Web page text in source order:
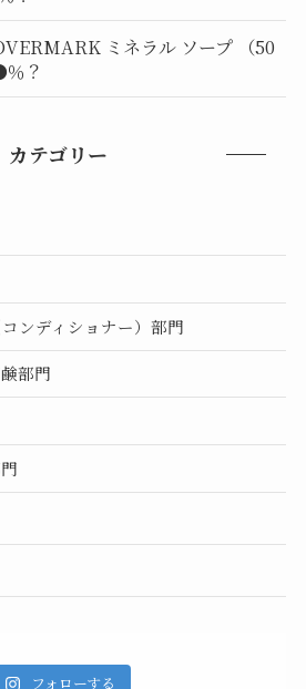
ミネラル ソープ （50
？
カテゴリー
ンディショナー）部門
部門
フォローする